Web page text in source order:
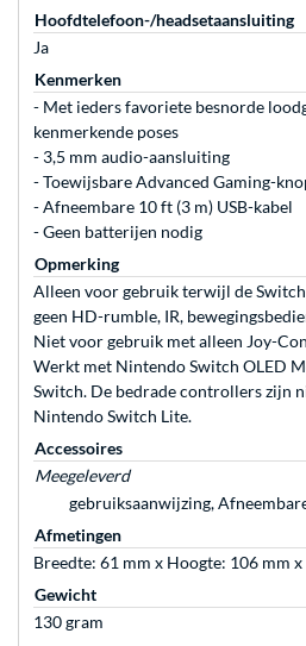
Hoofdtelefoon-/headsetaansluiting
Ja
Kenmerken
- Met ieders favoriete besnorde
kenmerkende poses
- 3,5 mm audio-aansluiting
- Toewijsbare Advanced Gaming-
- Afneembare 10 ft (3 m) USB-kabel
- Geen batterijen nodig
Opmerking
Alleen voor gebruik terwijl de
geen HD-rumble, IR,
Niet voor gebruik met alleen Joy-
Werkt met Nintendo Switch OLED
Switch. De bedrade controllers zijn
Nintendo Switch Lite.
Accessoires
Meegeleverd
gebruiksaanwijzing,
Afmetingen
Breedte: 61 mm x Hoogte: 106 mm
Gewicht
130 gram